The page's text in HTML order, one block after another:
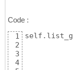
Code :
1
2
3
4